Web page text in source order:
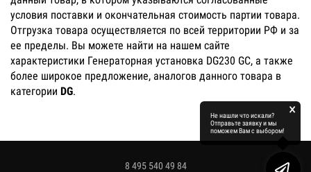
условия поставки и окончательная стоимость партии товара.
Отгрузка товара осуществляется по всей территории РФ и за
ее пределы. Вы можете найти на нашем сайте
характеристики Генераторная установка DG230 GC, а также
более широкое предложение, аналогов данного товара в
категории DG.
8 495 540 49 84
Не нашли что искали?
Отправьте заявку и мы
поможем Вам с выбором!
×